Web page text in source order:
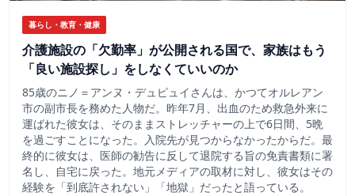
暮らし・教育・健康
介護施設の「欠勤率」が公開される国で、家族はもう
「良い施設探し」をしなくていいのか
85歳のニノ＝アンヌ・デュピュイさんは、かつてオルレアン
市の副市長を務めた人物だ。昨年7月、出血のため救急外来に
運ばれた彼女は、そのままストレッチャーの上で6日間、5晩
を過ごすことになった。入院先が見つからなかったからだ。最
終的に彼女は、医師の勧告に反して退院する旨の免責書類に署
名し、自宅に戻った。地元メディアの取材に対し、彼女はその
経験を「到底許されない」「地獄」だったと語っている。